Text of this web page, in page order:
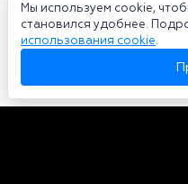
Мы используем cookie,
становился удобнее.
использования cookie.